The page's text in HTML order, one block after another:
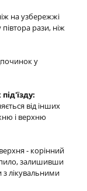
на узбережжі
рази, ніж
у
від інших
і верхню
- корінний
залишивши
з лікувальними